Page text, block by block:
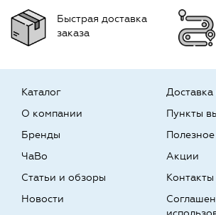
Быстрая доставка
заказа
Каталог
О компании
Бренды
Доставка
Пункты
Полезное
ЧаВо
Статьи и обзоры
Новости
Акции
Контакты